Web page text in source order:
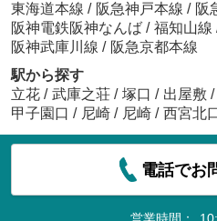
東海道本線 / 阪急神戸本線 / 阪
阪神電鉄阪神なんば / 福知山線
阪神武庫川線 / 阪急京都本線
駅から探す
立花 / 武庫之荘 / 塚口 / 出屋敷 /
甲子園口 / 尼崎 / 尼崎 / 西宮北
電話でお
営業時間：